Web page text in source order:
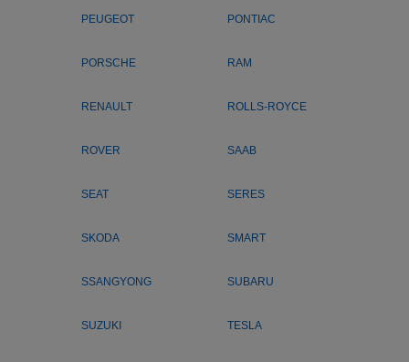
PEUGEOT PONTIAC
PORSCHE RAM
RENAULT ROLLS-ROYCE
ROVER SAAB
SEAT SERES
SKODA SMART
SSANGYONG SUBARU
SUZUKI TESLA